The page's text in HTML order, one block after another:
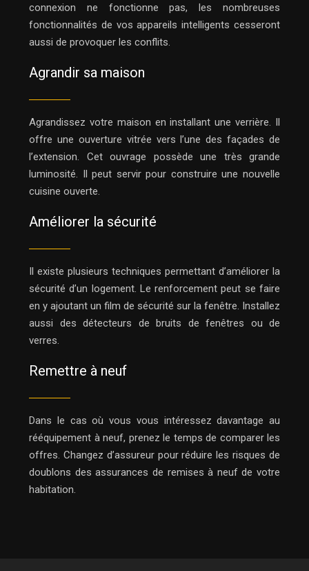
connexion ne fonctionne pas, les nombreuses
fonctionnalités de vos appareils intelligents cesseront
aussi de provoquer les conflits.
Agrandir sa maison
Agrandissez votre maison en installant une verrière. Il
offre une ouverture vitrée vers l’une des façades de
l’extension. Cet ouvrage possède une très grande
luminosité. Il peut servir pour construire une nouvelle
cuisine ouverte.
Améliorer la sécurité
Il existe plusieurs techniques permettant d’améliorer la
sécurité d’un logement. Le renforcement peut se faire
en y ajoutant un film de sécurité sur la fenêtre. Installez
aussi des détecteurs de bruits de fenêtres ou de
verres.
Remettre à neuf
Dans le cas où vous vous intéressez davantage au
rééquipement à neuf, prenez le temps de comparer les
offres. Changez d’assureur pour réduire les risques de
doublons des assurances de remises à neuf de votre
habitation.